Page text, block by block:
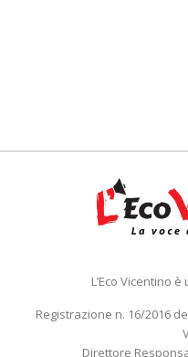
L’Eco Vicentino
Registrazione n. 16/2016
Direttore